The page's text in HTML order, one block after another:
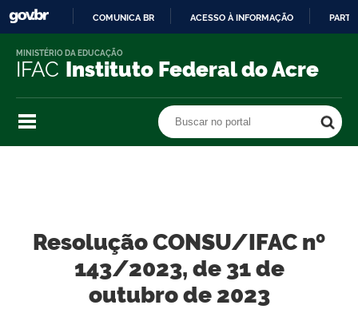
O
COMUNICA BR ACESSO À INFORMAÇÃO
IFAC Instituto Federal do Acre
MINISTÉRIO DA EDUCAÇÃO
Buscar no portal
Resolução CONSU/IFAC nº
143/2023, de 31 de
outubro de 2023